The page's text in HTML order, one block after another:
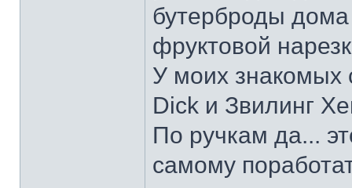
бутерброды дома
фруктовой
У моих знакомых
Dick и Звилинг
По ручкам да...
самому